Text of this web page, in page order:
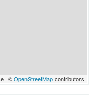
| ©OpenStreetMapcontributors